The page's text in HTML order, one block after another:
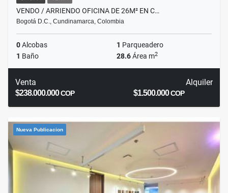
VENDO / ARRIENDO OFICINA DE 26M² EN C…
Bogotá D.C., Cundinamarca, Colombia
0Alcobas 1 Parqueadero
1 Baño 28.6Área m2
Venta
$238.000.000COP
Alquiler
$1.500.000COP
Nueva Publicacion